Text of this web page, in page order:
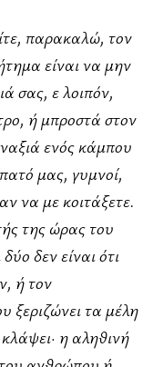
παρακαλώ, τον
είναι να μην
σας, ε λοιπόν,
ή μπροστά στον
ενός κάμπου
μας, γυμνοί,
να με κοιτάξετε.
της ώρας του
δεν είναι ότι
ή τον
ξεριζώνει τα μέλη
η αληθινή